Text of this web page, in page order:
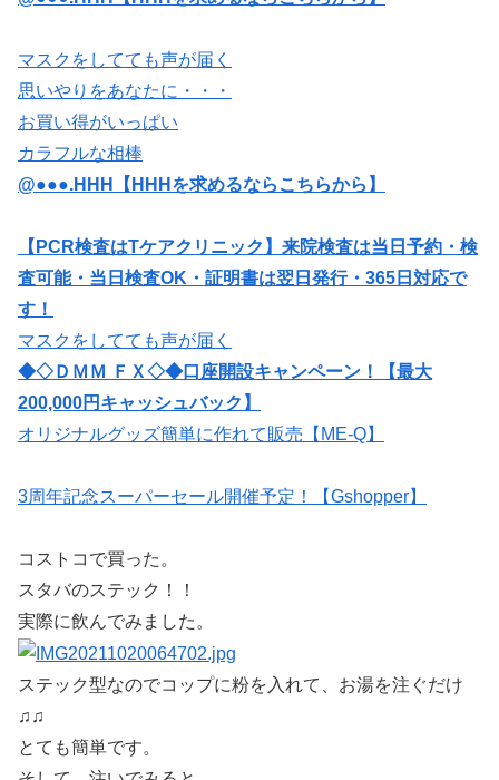
マスクをしてても声が届く
思いやりをあなたに・・・
お買い得がいっぱい
カラフルな相棒
@●●●.HHH【HHHを求めるならこちらから】
【PCR検査はTケアクリニック】来院検査は当日予約・検
査可能・当日検査OK・証明書は翌日発行・365日対応で
す！
マスクをしてても声が届く
◆◇ＤＭＭ ＦＸ◇◆口座開設キャンペーン！【最大
200,000円キャッシュバック】
オリジナルグッズ簡単に作れて販売【ME-Q】
3周年記念スーパーセール開催予定！【Gshopper】
コストコで買った。
スタバのステック！！
実際に飲んでみました。
ステック型なのでコップに粉を入れて、お湯を注ぐだけ
♫♫
とても簡単です。